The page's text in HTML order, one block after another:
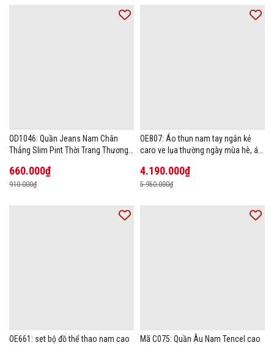
OD1046: Quần Jeans Nam Chân
Thẳng Slim Pint Thời Trang Thương
660.000₫
910.000₫
OE807: Áo thun nam tay ngắn kẻ
caro ve lụa thường ngày mùa hè, áo
4.190.000₫
5.950.000₫
OE661: set bộ đồ thể thao nam cao
Mã C075: Quần Âu Nam Tencel cao